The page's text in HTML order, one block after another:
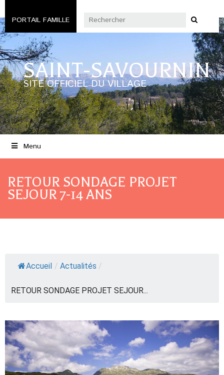
PORTAIL FAMILLE
SAINT-SAVOURNIN
SITE OFFICIEL DU VILLAGE
Menu
RETOUR SONDAGE PROJET
SEJOUR 7-14 ANS
Accueil / Actualités /
RETOUR SONDAGE PROJET SEJOUR...